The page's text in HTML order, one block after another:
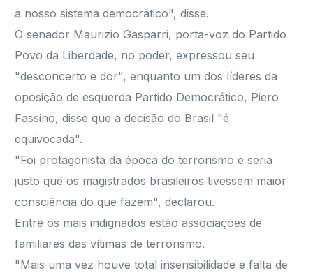
a nosso sistema democrático", disse.
O senador Maurizio Gasparri, porta-voz do Partido
Povo da Liberdade, no poder, expressou seu
"desconcerto e dor", enquanto um dos líderes da
oposição de esquerda Partido Democrático, Piero
Fassino, disse que a decisão do Brasil "é
equivocada".
"Foi protagonista da época do terrorismo e seria
justo que os magistrados brasileiros tivessem maior
consciência do que fazem", declarou.
Entre os mais indignados estão associações de
familiares das vítimas de terrorismo.
"Mais uma vez houve total insensibilidade e falta de